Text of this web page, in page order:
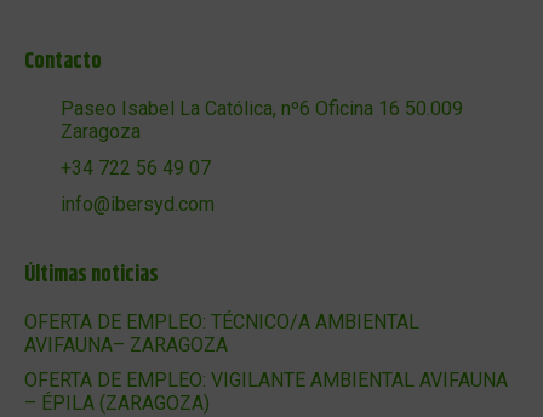
Contacto
Paseo Isabel La Católica, nº6 Oficina 16 50.009
Zaragoza
+34 722 56 49 07
info@ibersyd.com
Últimas noticias
OFERTA DE EMPLEO: TÉCNICO/A AMBIENTAL
AVIFAUNA– ZARAGOZA
OFERTA DE EMPLEO: VIGILANTE AMBIENTAL AVIFAUNA
– ÉPILA (ZARAGOZA)